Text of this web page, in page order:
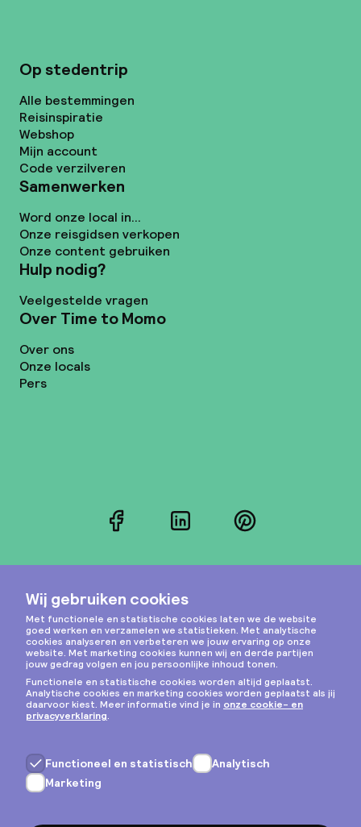
Op stedentrip
Alle bestemmingen
Reisinspiratie
Webshop
Mijn account
Code verzilveren
Samenwerken
Word onze local in...
Onze reisgidsen verkopen
Onze content gebruiken
Hulp nodig?
Veelgestelde vragen
Over Time to Momo
Over ons
Onze locals
Pers
FacebookLinkedInPinterest
Instagram
Privacy & cookies
Algemene voorwaarden